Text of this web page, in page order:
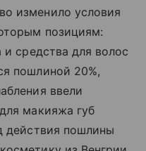
изменило условия
позициям:
и средства для волос
пошлиной 20%,
ввели
макияжа губ
действия пошлины